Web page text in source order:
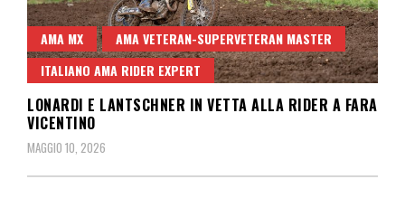
AMA MX
AMA VETERAN-SUPERVETERAN MASTER
ITALIANO AMA RIDER EXPERT
LONARDI E LANTSCHNER IN VETTA ALLA RIDER A FARA
VICENTINO
MAGGIO 10, 2026